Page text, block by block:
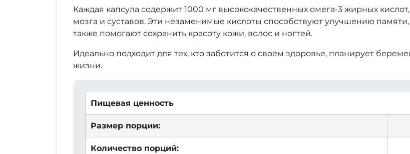
Каждая капсула содержит 1000 мг высококачественных омега-3 жирных
мозга и суставов. Эти незаменимые кислоты способствуют улучшению
также помогают сохранить красоту кожи, волос и ногтей.
Идеально подходит для тех, кто заботится о своем здоровье, планирует
жизни.
Пищевая ценность
Размер порции:
Количество порций: